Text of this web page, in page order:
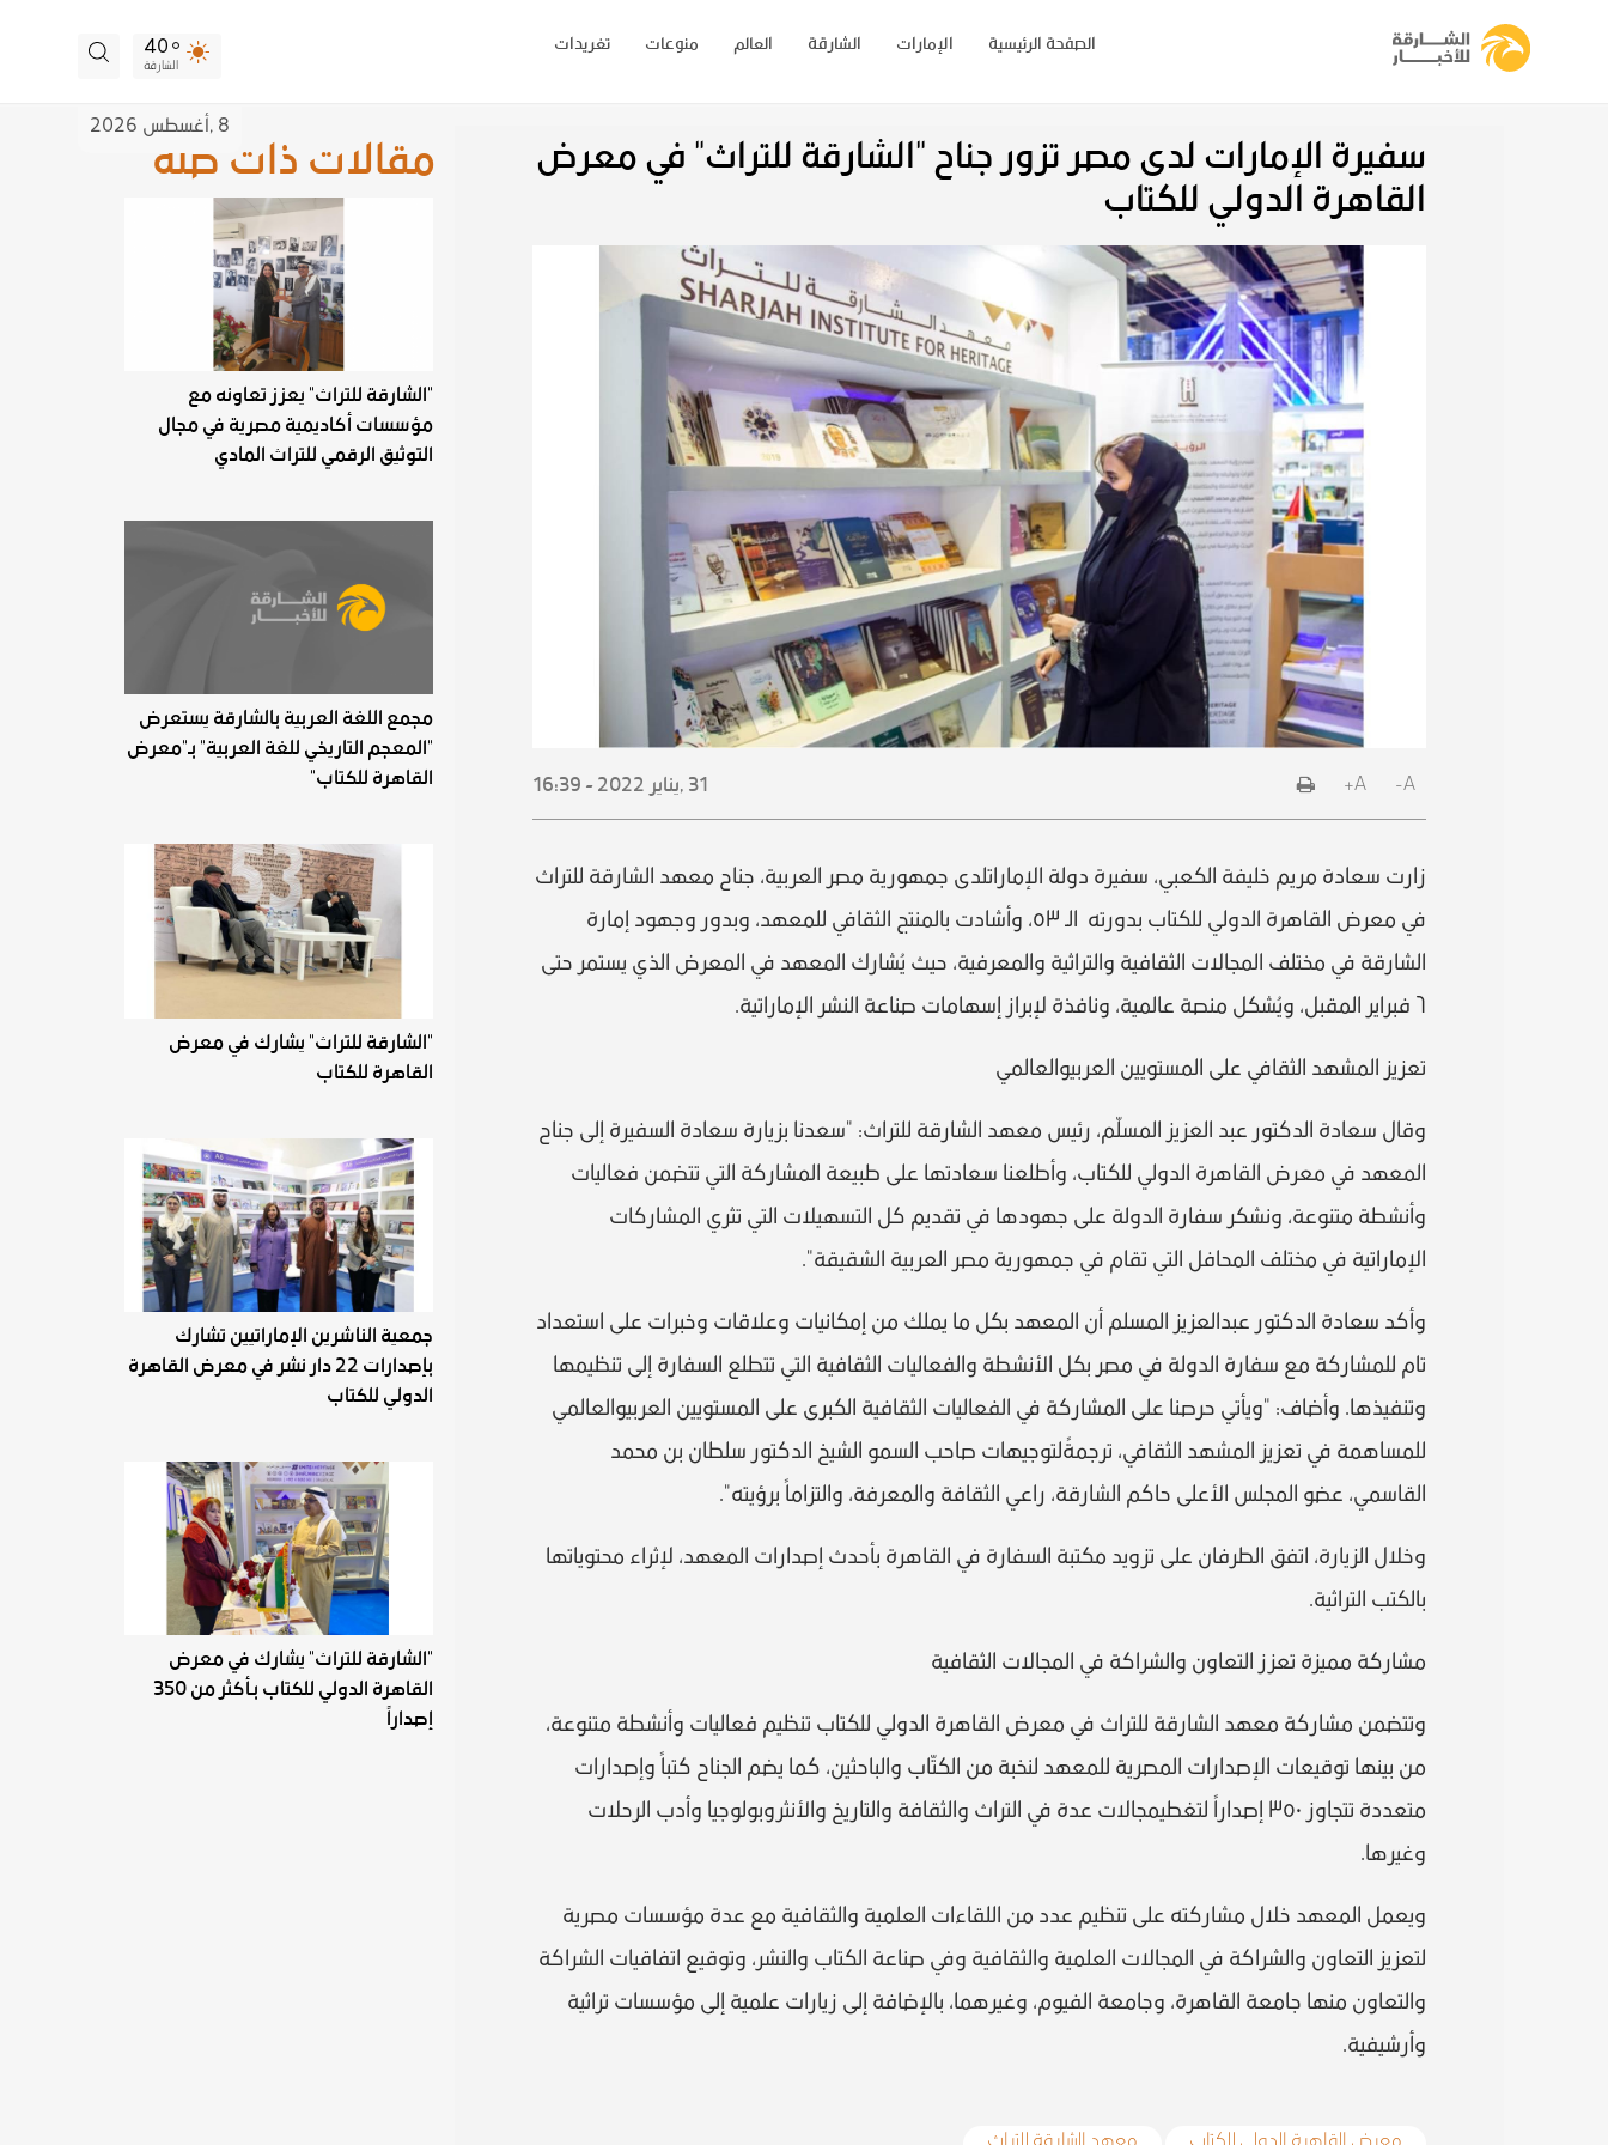
40
الشارقة
تغريدات منوعات العالم الشارقة الإمارات الصفحة الرئيسية
8 , أغسطس 2026
مقالات ذات صلة
"الشارقة للتراث" يعزز تعاونه مع
مؤسسات أكاديمية مصرية في مجال
التوثيق الرقمي للتراث المادي
مجمع اللغة العربية بالشارقة يستعرض
"المعجم التاريخي للغة العربية" بـ"معرض
القاهرة للكتاب"
"الشارقة للتراث" يشارك في معرض
القاهرة للكتاب
جمعية الناشرين الإماراتيين تشارك
بإصدارات 22 دار نشر في معرض القاهرة
الدولي للكتاب
"الشارقة للتراث" يشارك في معرض
القاهرة الدولي للكتاب بـأكثر من 350
إصداراً
سفيرة الإمارات لدى مصر تزور جناح "الشارقة للتراث" في معرض
القاهرة الدولي للكتاب
A-
A+
31 , يناير 2022 - 16:39
زارت سعادة مريم خليفة الكعبي، سفيرة دولة الإماراتلدى جمهورية مصر العربية، جناح معهد الشارقة للتراث
في معرض القاهرة الدولي للكتاب بدورته الـ ٥٣، وأشادت بالمنتج الثقافي للمعهد، وبدور وجهود إمارة
الشارقة في مختلف المجالات الثقافية والتراثية والمعرفية، حيث يُشارك المعهد في المعرض الذي يستمر حتى
٦ فبراير المقبل، ويُشكل منصة عالمية، ونافذة لإبراز إسهامات صناعة النشر الإماراتية.
تعزيز المشهد الثقافي على المستويين العربيوالعالمي
وقال سعادة الدكتور عبد العزيز المسلّم، رئيس معهد الشارقة للتراث: "سعدنا بزيارة سعادة السفيرة إلى جناح
المعهد في معرض القاهرة الدولي للكتاب، وأطلعنا سعادتها على طبيعة المشاركة التي تتضمن فعاليات
وأنشطة متنوعة، ونشكر سفارة الدولة على جهودها في تقديم كل التسهيلات التي تثري المشاركات
الإماراتية في مختلف المحافل التي تقام في جمهورية مصر العربية الشقيقة".
وأكد سعادة الدكتور عبدالعزيز المسلم أن المعهد بكل ما يملك من إمكانيات وعلاقات وخبرات على استعداد
تام للمشاركة مع سفارة الدولة في مصر بكل الأنشطة والفعاليات الثقافية التي تتطلع السفارة إلى تنظيمها
وتنفيذها. وأضاف: "ويأتي حرصنا على المشاركة في الفعاليات الثقافية الكبرى على المستويين العربيوالعالمي
للمساهمة في تعزيز المشهد الثقافي، ترجمةًلتوجيهات صاحب السمو الشيخ الدكتور سلطان بن محمد
القاسمي، عضو المجلس الأعلى حاكم الشارقة، راعي الثقافة والمعرفة، والتزاماً برؤيته".
وخلال الزيارة، اتفق الطرفان على تزويد مكتبة السفارة في القاهرة بأحدث إصدارات المعهد، لإثراء محتوياتها
بالكتب التراثية.
مشاركة مميزة تعزز التعاون والشراكة في المجالات الثقافية
وتتضمن مشاركة معهد الشارقة للتراث في معرض القاهرة الدولي للكتاب تنظيم فعاليات وأنشطة متنوعة،
من بينها توقيعات الإصدارات المصرية للمعهد لنخبة من الكتّاب والباحثين، كما يضم الجناح كتباً وإصدارات
متعددة تتجاوز ٣٥٠ إصداراً لتغطيمجالات عدة في التراث والثقافة والتاريخ والأنثروبولوجيا وأدب الرحلات
وغيرها.
ويعمل المعهد خلال مشاركته على تنظيم عدد من اللقاءات العلمية والثقافية مع عدة مؤسسات مصرية
لتعزيز التعاون والشراكة في المجالات العلمية والثقافية وفي صناعة الكتاب والنشر، وتوقيع اتفاقيات الشراكة
والتعاون منها جامعة القاهرة، وجامعة الفيوم، وغيرهما، بالإضافة إلى زيارات علمية إلى مؤسسات تراثية
وأرشيفية.
معرض القاهرة الدولي للكتاب معهد الشارقة للتراث